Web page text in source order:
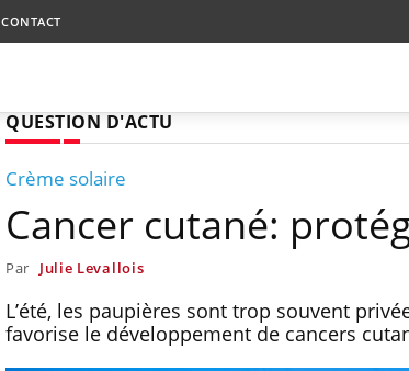
CONTACT
QUESTION D'ACTU
Crème solaire
Cancer cutané:
Par Julie Levallois
L’été, les paupières sont trop souvent
favorise le développement de cancers